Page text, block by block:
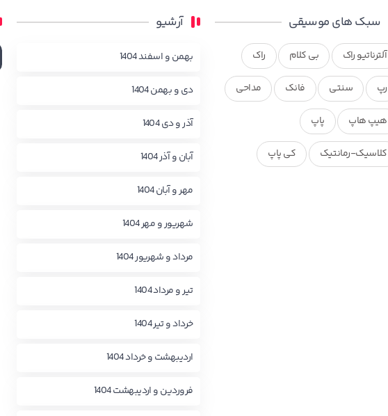
سبک های موسیقی
آلترناتیو راک بی کلام راک
رپ سنتی فانک مداحی
هیپ هاپ پاپ
کلاسیک-رمانتیک کی پاپ
آرشیو
بهمن و اسفند 1404
دی و بهمن 1404
آذر و دی 1404
آبان و آذر 1404
مهر و آبان 1404
شهریور و مهر 1404
مرداد و شهریور 1404
تیر و مرداد 1404
خرداد و تیر 1404
اردیبهشت و خرداد 1404
فروردین و اردیبهشت 1404